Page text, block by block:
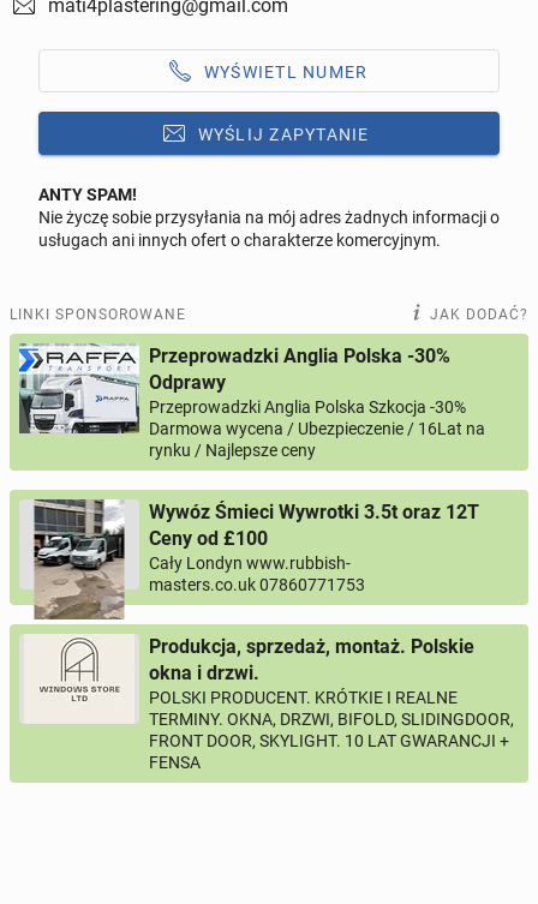
mati4plastering@gmail.com
WYŚWIETL NUMER
WYŚLIJ ZAPYTANIE
Odpowiedz na ofertę tego ogłoszenia
0 / 1000
Imię i nazwisko
Twój email
Twój telefon
Numer telefon wg wzoru NR KIERUNKOWY KRAJU NR TELEFONU , np.:
lub +48 221234567
Pytanie aktywujące
ANTY SPAM!
Nie życzę sobie przysyłania na mój adres żadnych informacji o
usługach ani innych ofert o charakterze komercyjnym.
LINKI SPONSOROWANE JAK DODAĆ?
Przeprowadzki Anglia Polska -30%
Odprawy
Przeprowadzki Anglia Polska Szkocja -30%
Darmowa wycena / Ubezpieczenie / 16Lat na
rynku / Najlepsze ceny
Wywóz Śmieci Wywrotki 3.5t oraz 12T
Ceny od £100
Cały Londyn www.rubbish-
masters.co.uk 07860771753
Produkcja, sprzedaż, montaż. Polskie
okna i drzwi.
POLSKI PRODUCENT. KRÓTKIE I REALNE
TERMINY. OKNA, DRZWI, BIFOLD, SLIDINGDOOR,
FRONT DOOR, SKYLIGHT. 10 LAT GWARANCJI +
FENSA